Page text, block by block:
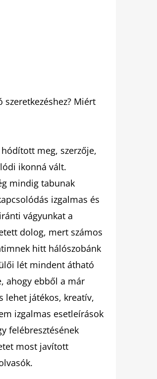
Miért
meg, szerzője,
ikonná vált.
mindig tabunak
izgalmas és
vágyunkat a
dolog, mert számos
hitt hálószobánk
lét mindent átható
ahogy ebből a már
lehet játékos, kreatív,
izgalmas esetleírások
felébresztésének
most javított